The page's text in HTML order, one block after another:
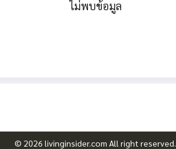
ไม่พบข้อมูล
© 2026 livinginsider.com All right reserved.